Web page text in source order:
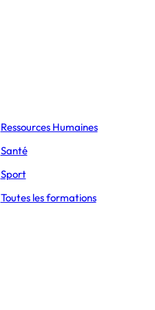
L’Express Éducation
Masters
Ressources Humaines
Santé
Sport
Toutes les formations